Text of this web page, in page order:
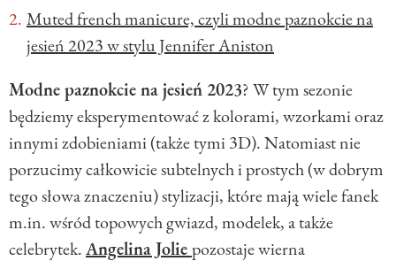
Muted french manicure, czyli modne paznokcie na
jesień 2023 w stylu Jennifer Aniston
Modne paznokcie na jesień 2023? W tym sezonie
będziemy eksperymentować z kolorami, wzorkami oraz
innymi zdobieniami (także tymi 3D). Natomiast nie
porzucimy całkowicie subtelnych i prostych (w dobrym
tego słowa znaczeniu) stylizacji, które mają wiele fanek
m.in. wśród topowych gwiazd, modelek, a także
celebrytek.Angelina Joliepozostaje wierna